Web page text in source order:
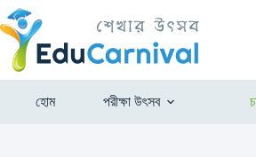
হোম পরীক্ষা উৎসব